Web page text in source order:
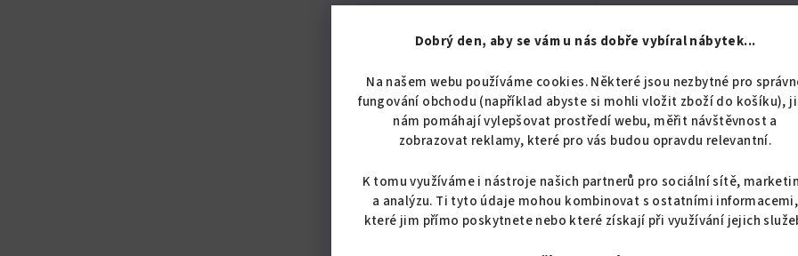
Dobrý den, aby se vám u nás dobře vybíral nábytek...
Na našem webu používáme cookies. Některé jsou nezbytné pro
fungování obchodu (například abyste si mohli vložit zboží do košíku),
nám pomáhají vylepšovat prostředí webu, měřit návštěvnost a
zobrazovat reklamy, které pro vás budou opravdu relevantní.
K tomu využíváme i nástroje našich partnerů pro sociální sítě,
a analýzu. Ti tyto údaje mohou kombinovat s ostatními informacemi,
které jim přímo poskytnete nebo které získají při využívání jejich
Jednotlivé skříňky
Spodní skříňky jsou na
sokl. U šuplíkové
Horní skříňky
dvířek s tlumením
(nabídka v katalogu)
kování je součástí